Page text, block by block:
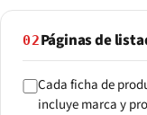
02Páginas de
Cada ficha de
incluye marca y